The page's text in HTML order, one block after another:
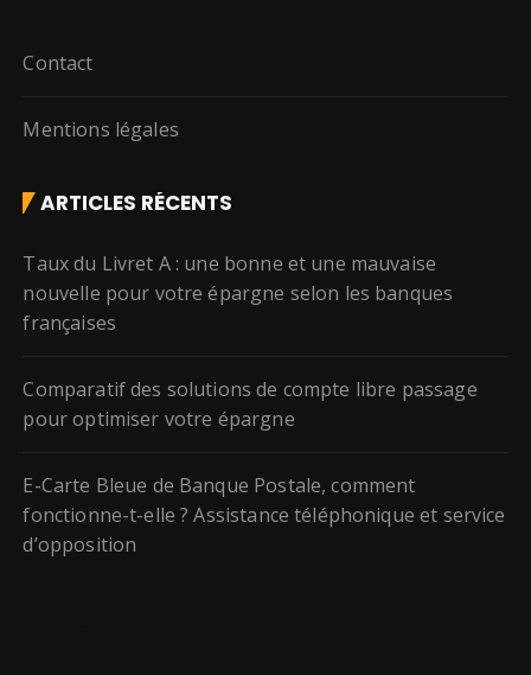
Contact
Mentions légales
ARTICLES RÉCENTS
Taux du Livret A : une bonne et une mauvaise
nouvelle pour votre épargne selon les banques
françaises
Comparatif des solutions de compte libre passage
pour optimiser votre épargne
E-Carte Bleue de Banque Postale, comment
fonctionne-t-elle ? Assistance téléphonique et service
d’opposition